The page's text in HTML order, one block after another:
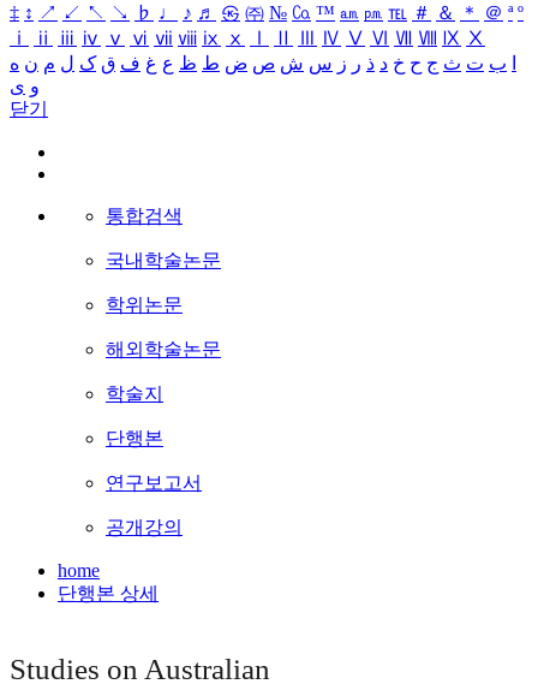
‡ ↕ ↗ ↙ ↖ ↘ ♭ ♩ ♪ ♬ ㉿ ㈜ № ㏇ ™ ㏂ ㏘ ℡ ＃ ＆ ＊ ＠ ª º
ⅰ
ⅱ ⅲ ⅳ ⅴ ⅵ ⅶ ⅷ ⅸ ⅹ Ⅳ Ⅴ Ⅵ Ⅶ Ⅷ Ⅸ Ⅹ
ب ت ث ج ح خ د ذ ر ز س ش ص ض ط ظ ع غ ف ق ک ل م ن ه
و ی
닫기
통합검색
국내학술논문
학위논문
해외학술논문
학술지
단행본
연구보고서
공개강의
home
단행본 상세
Studies on Australian